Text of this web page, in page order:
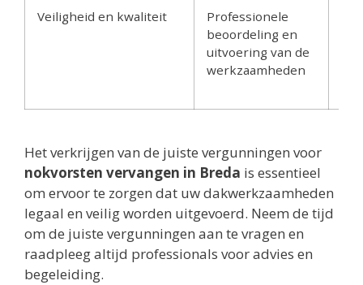
Veiligheid en kwaliteit
Professionele
beoordeling en
uitvoering van de
werkzaamheden
Het verkrijgen van de juiste vergunningen voor
nokvorsten vervangen in Breda is essentieel
om ervoor te zorgen dat uw dakwerkzaamheden
legaal en veilig worden uitgevoerd. Neem de tijd
om de juiste vergunningen aan te vragen en
raadpleeg altijd professionals voor advies en
begeleiding.